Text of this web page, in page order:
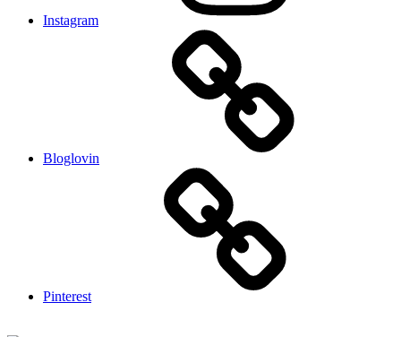
Instagram
Bloglovin
Pinterest